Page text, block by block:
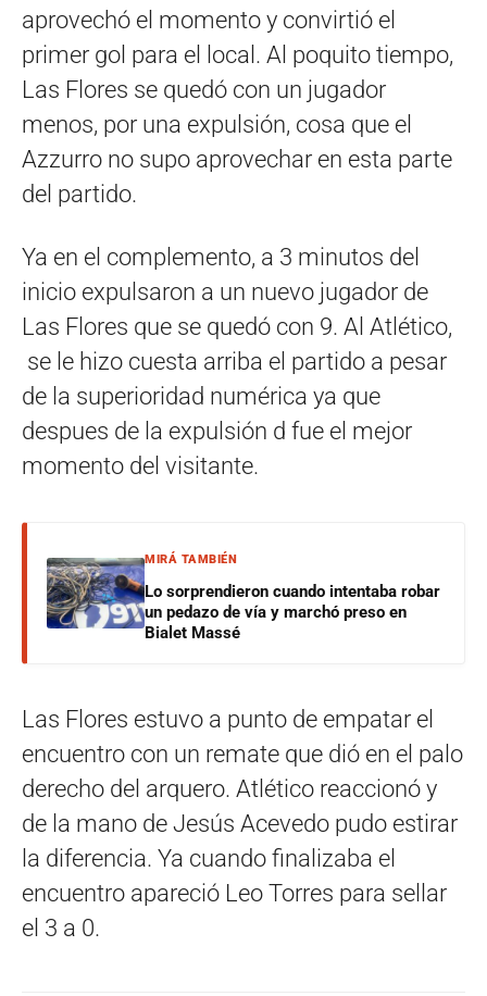
aprovechó el momento y convirtió el
primer gol para el local. Al poquito tiempo,
Las Flores se quedó con un jugador
menos, por una expulsión, cosa que el
Azzurro no supo aprovechar en esta parte
del partido.
Ya en el complemento, a 3 minutos del
inicio expulsaron a un nuevo jugador de
Las Flores que se quedó con 9. Al Atlético,
se le hizo cuesta arriba el partido a pesar
de la superioridad numérica ya que
despues de la expulsión d fue el mejor
momento del visitante.
MIRÁ TAMBIÉN
Lo sorprendieron cuando intentaba robar
un pedazo de vía y marchó preso en
Bialet Massé
Las Flores estuvo a punto de empatar el
encuentro con un remate que dió en el palo
derecho del arquero. Atlético reaccionó y
de la mano de Jesús Acevedo pudo estirar
la diferencia. Ya cuando finalizaba el
encuentro apareció Leo Torres para sellar
el 3 a 0.